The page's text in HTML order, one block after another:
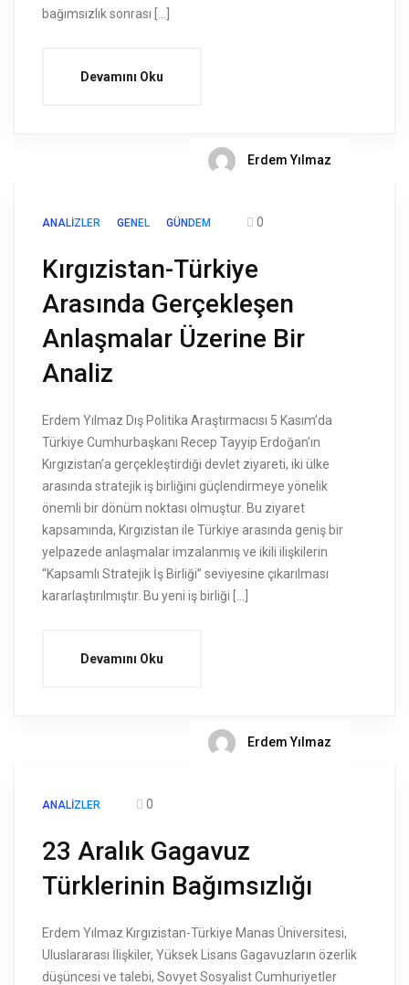
bağımsızlık sonrası […]
Devamını Oku
Erdem Yılmaz
ANALIZLER GENEL GÜNDEM 0
Kırgızistan-Türkiye
Arasında Gerçekleşen
Anlaşmalar Üzerine Bir
Analiz
Erdem Yılmaz Dış Politika Araştırmacısı 5 Kasım’da
Türkiye Cumhurbaşkanı Recep Tayyip Erdoğan’ın
Kırgızistan’a gerçekleştirdiği devlet ziyareti, iki ülke
arasında stratejik iş birliğini güçlendirmeye yönelik
önemli bir dönüm noktası olmuştur. Bu ziyaret
kapsamında, Kırgızistan ile Türkiye arasında geniş bir
yelpazede anlaşmalar imzalanmış ve ikili ilişkilerin
“Kapsamlı Stratejik İş Birliği” seviyesine çıkarılması
kararlaştırılmıştır. Bu yeni iş birliği […]
Devamını Oku
Erdem Yılmaz
ANALIZLER 0
23 Aralık Gagavuz
Türklerinin Bağımsızlığı
Erdem Yılmaz Kırgızistan-Türkiye Manas Üniversitesi,
Uluslararası İlişkiler, Yüksek Lisans Gagavuzların özerlik
düşüncesi ve talebi, Sovyet Sosyalist Cumhuriyetler